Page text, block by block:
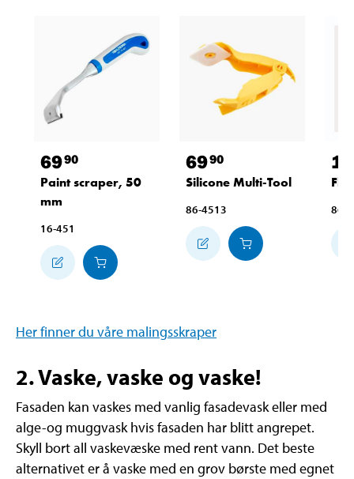
6990
Paint scraper, 50
mm
16-451
6990
Silicone Multi-Tool
86-4513 86-
Her finner du våre malingsskraper
2. Vaske, vaske og vaske!
Fasaden kan vaskes med vanlig fasadevask eller med
alge-og muggvask hvis fasaden har blitt angrepet.
Skyll bort all vaskevæske med rent vann. Det beste
alternativet er å vaske med en grov børste med egnet